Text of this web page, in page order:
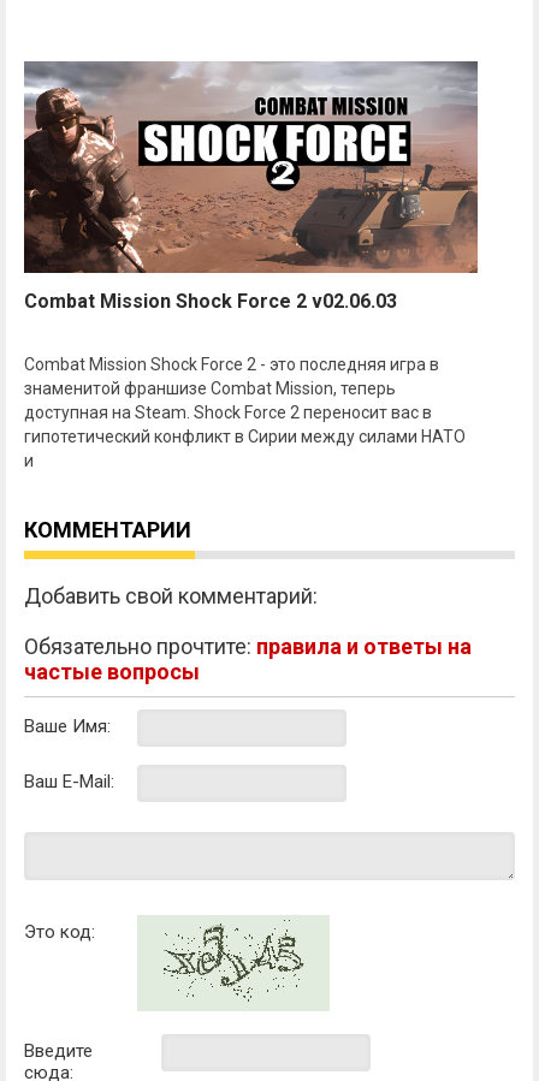
Combat Mission Shock Force 2 v02.06.03
Combat Mission Shock Force 2 - это последняя игра в
знаменитой франшизе Combat Mission, теперь
доступная на Steam. Shock Force 2 переносит вас в
гипотетический конфликт в Сирии между силами НАТО
и
КОММЕНТАРИИ
Добавить свой комментарий:
Обязательно прочтите: правила и ответы на
частые вопросы
Ваше Имя:
Ваш E-Mail:
Это код:
Введите
сюда: